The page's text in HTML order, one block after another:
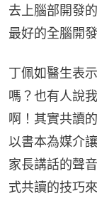
去上腦部開發
最好的全腦開
丁佩如醫生表
嗎？也有人說
啊！其實共讀
以書本為媒介
家長講話的聲
式共讀的技巧